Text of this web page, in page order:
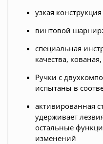
узкая
винтовой
специальная
качества,
Ручки с
испытаны в
активированная
удерживает
остальные
изменений